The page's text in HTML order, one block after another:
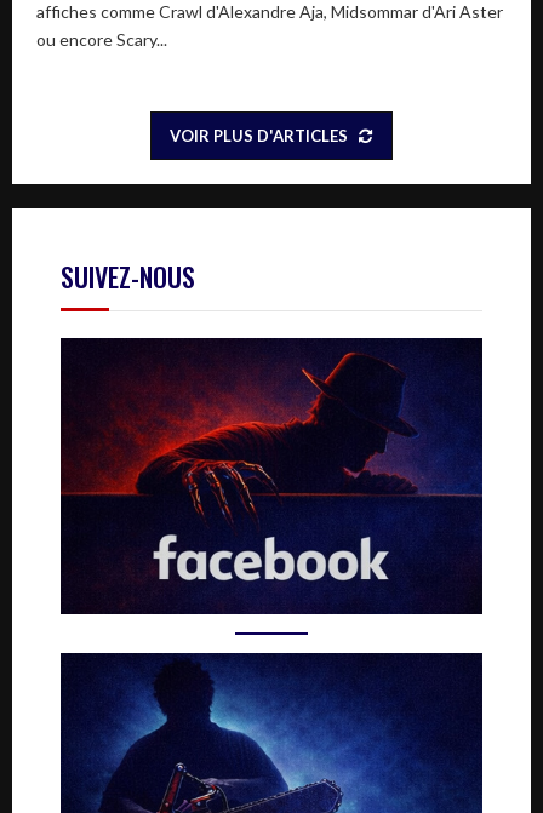
affiches comme Crawl d'Alexandre Aja, Midsommar d'Ari Aster
ou encore Scary...
VOIR PLUS D'ARTICLES
SUIVEZ-NOUS